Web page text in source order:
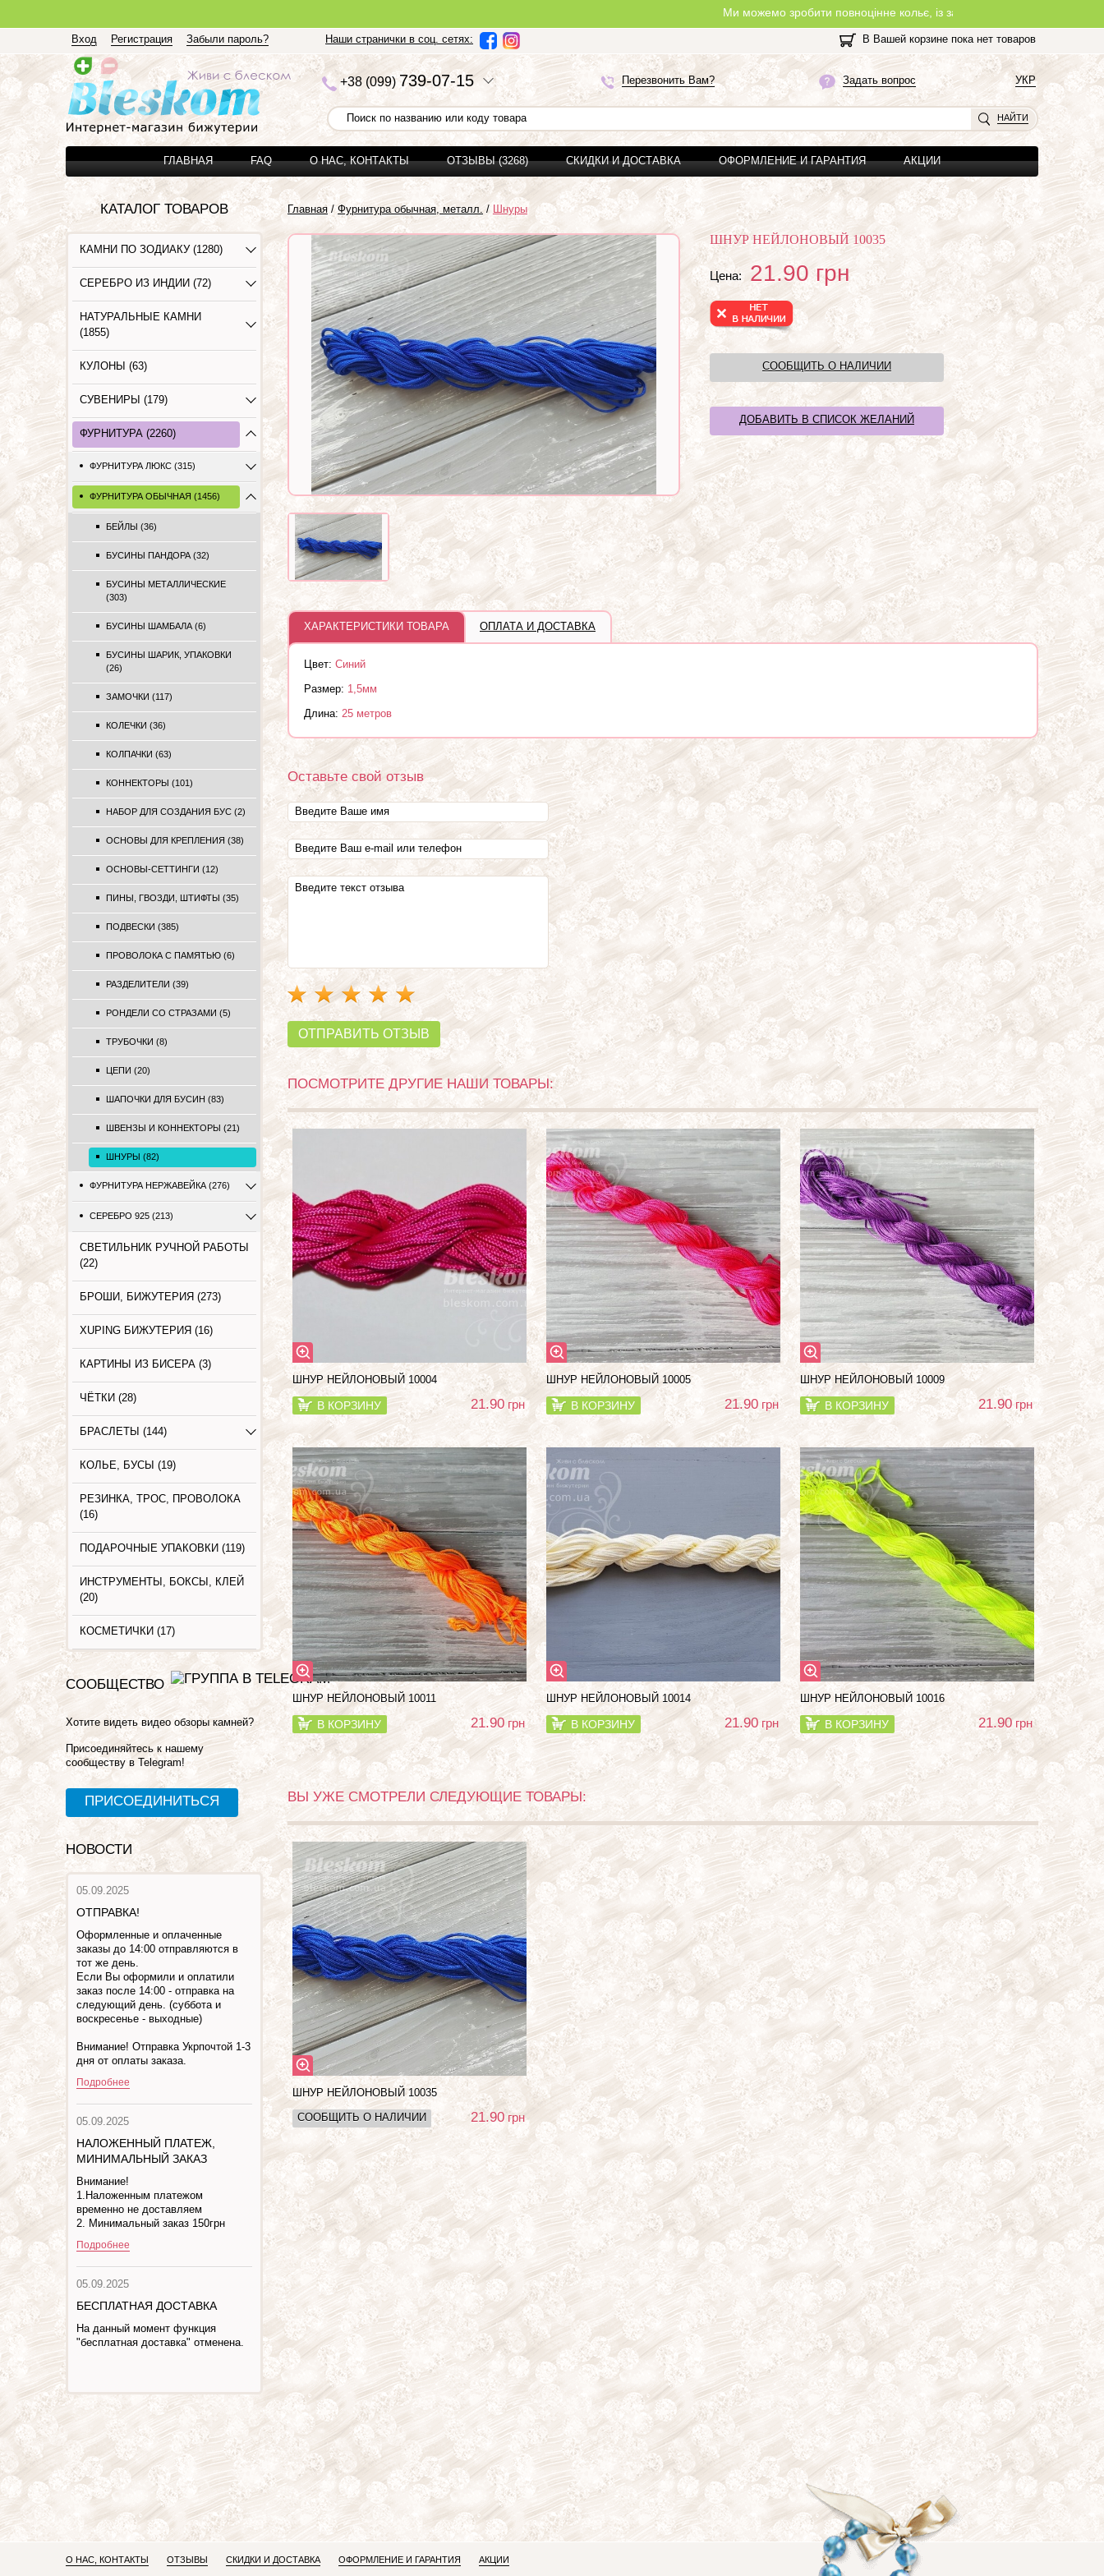
Ми можемо зробити повноцінне кольє, із замочком, з будь-якої нитки, яку Ви
Вход Регистрация Забыли пароль? Наши странички в соц. сетях: В Вашей корзине пока нет товаров
+38 (099)739-07-15 Задать вопрос
Перезвонить Вам? УКР
НАЙТИ
ГЛАВНАЯ FAQ О НАС, КОНТАКТЫ ОТЗЫВЫ (3268) СКИДКИ И ДОСТАВКА ОФОРМЛЕНИЕ И ГАРАНТИЯ АКЦИИ
КАТАЛОГ ТОВАРОВ
КАМНИ ПО ЗОДИАКУ (1280)
СЕРЕБРО ИЗ ИНДИИ (72)
НАТУРАЛЬНЫЕ КАМНИ
(1855)
КУЛОНЫ (63)
СУВЕНИРЫ (179)
ФУРНИТУРА (2260)
ФУРНИТУРА ЛЮКС (315)
ФУРНИТУРА ОБЫЧНАЯ (1456)
БЕЙЛЫ (36)
БУСИНЫ ПАНДОРА (32)
БУСИНЫ МЕТАЛЛИЧЕСКИЕ
(303)
БУСИНЫ ШАМБАЛА (6)
БУСИНЫ ШАРИК, УПАКОВКИ
(26)
ЗАМОЧКИ (117)
КОЛЕЧКИ (36)
КОЛПАЧКИ (63)
КОННЕКТОРЫ (101)
НАБОР ДЛЯ СОЗДАНИЯ БУС (2)
ОСНОВЫ ДЛЯ КРЕПЛЕНИЯ (38)
ОСНОВЫ-СЕТТИНГИ (12)
ПИНЫ, ГВОЗДИ, ШТИФТЫ (35)
ПОДВЕСКИ (385)
ПРОВОЛОКА С ПАМЯТЬЮ (6)
РАЗДЕЛИТЕЛИ (39)
РОНДЕЛИ СО СТРАЗАМИ (5)
ТРУБОЧКИ (8)
ЦЕПИ (20)
ШАПОЧКИ ДЛЯ БУСИН (83)
ШВЕНЗЫ И КОННЕКТОРЫ (21)
ШНУРЫ (82)
ФУРНИТУРА НЕРЖАВЕЙКА (276)
СЕРЕБРО 925 (213)
СВЕТИЛЬНИК РУЧНОЙ РАБОТЫ
(22)
БРОШИ, БИЖУТЕРИЯ (273)
XUPING БИЖУТЕРИЯ (16)
КАРТИНЫ ИЗ БИСЕРА (3)
ЧЁТКИ (28)
БРАСЛЕТЫ (144)
КОЛЬЕ, БУСЫ (19)
РЕЗИНКА, ТРОС, ПРОВОЛОКА
(16)
ПОДАРОЧНЫЕ УПАКОВКИ (119)
ИНСТРУМЕНТЫ, БОКСЫ, КЛЕЙ
(20)
КОСМЕТИЧКИ (17)
СООБЩЕСТВО
Хотите видеть видео обзоры камней?
Присоединяйтесь к нашему
сообществу в Telegram!
ПРИСОЕДИНИТЬСЯ
НОВОСТИ
05.09.2025
ОТПРАВКА!
Оформленные и оплаченные
заказы до 14:00 отправляются в
тот же день.
Если Вы оформили и оплатили
заказ после 14:00 - отправка на
следующий день. (суббота и
воскресенье - выходные)
Внимание! Отправка Укрпочтой 1-3
дня от оплаты заказа.
Подробнее
05.09.2025
НАЛОЖЕННЫЙ ПЛАТЕЖ,
МИНИМАЛЬНЫЙ ЗАКАЗ
Внимание!
1.Наложенным платежом
временно не доставляем
2. Минимальный заказ 150грн
Подробнее
05.09.2025
БЕСПЛАТНАЯ ДОСТАВКА
На данный момент функция
"бесплатная доставка" отменена.
Главная / Фурнитура обычная, металл. / Шнуры
ШНУР НЕЙЛОНОВЫЙ 10035
Цена: 21.90грн
СООБЩИТЬ О НАЛИЧИИ
ДОБАВИТЬ В СПИСОК ЖЕЛАНИЙ
ХАРАКТЕРИСТИКИ ТОВАРА ОПЛАТА И ДОСТАВКА
Цвет: Синий
Размер: 1,5мм
Длина: 25 метров
Оставьте свой отзыв
ОТПРАВИТЬ ОТЗЫВ
ПОСМОТРИТЕ ДРУГИЕ НАШИ ТОВАРЫ:
ШНУР НЕЙЛОНОВЫЙ 10004
В КОРЗИНУ 21.90 грн
ШНУР НЕЙЛОНОВЫЙ 10005
В КОРЗИНУ 21.90 грн
ШНУР НЕЙЛОНОВЫЙ 10009
В КОРЗИНУ 21.90грн
ШНУР НЕЙЛОНОВЫЙ 10011
В КОРЗИНУ 21.90 грн
ШНУР НЕЙЛОНОВЫЙ 10014
В КОРЗИНУ 21.90 грн
ШНУР НЕЙЛОНОВЫЙ 10016
В КОРЗИНУ 21.90грн
ВЫ УЖЕ СМОТРЕЛИ СЛЕДУЮЩИЕ ТОВАРЫ:
ШНУР НЕЙЛОНОВЫЙ10035
СООБЩИТЬ О НАЛИЧИИ
21.90 грн
О НАС, КОНТАКТЫ ОТЗЫВЫ СКИДКИ И ДОСТАВКА ОФОРМЛЕНИЕ И ГАРАНТИЯ АКЦИИ